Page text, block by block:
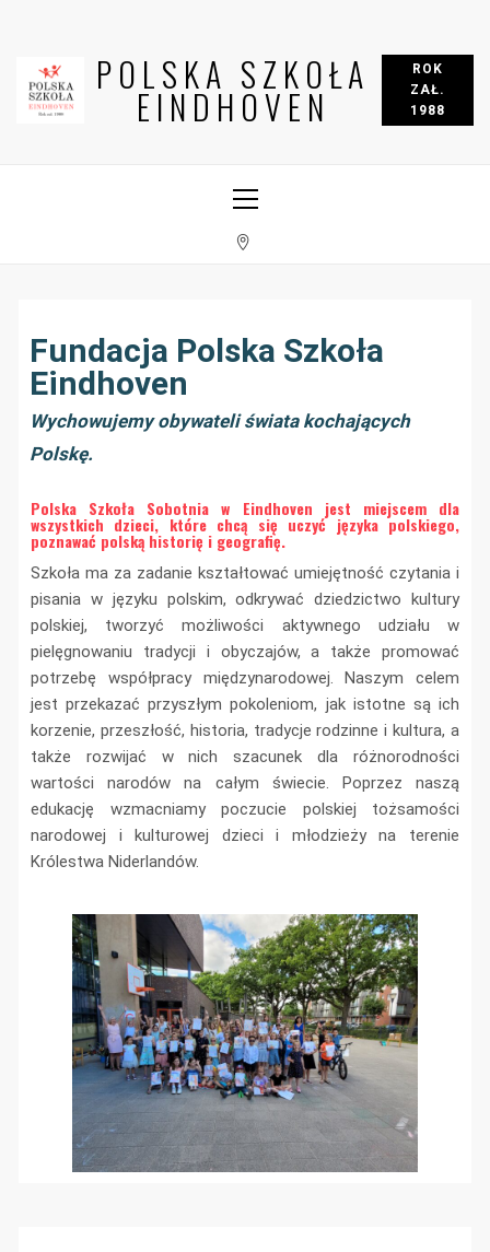
POLSKA SZKOŁA
EINDHOVEN
ROK
ZAŁ.
1988
Fundacja Polska Szkoła
Eindhoven
Wychowujemy obywateli świata kochających
Polskę.
Polska Szkoła Sobotnia w Eindhoven jest miejscem dla
wszystkich dzieci, które chcą się uczyć języka polskiego,
poznawać polską historię i geografię.
Szkoła ma za zadanie kształtować umiejętność czytania i
pisania w języku polskim, odkrywać dziedzictwo kultury
polskiej, tworzyć możliwości aktywnego udziału w
pielęgnowaniu tradycji i obyczajów, a także promować
potrzebę współpracy międzynarodowej. Naszym celem
jest przekazać przyszłym pokoleniom, jak istotne są ich
korzenie, przeszłość, historia, tradycje rodzinne i kultura, a
także rozwijać w nich szacunek dla różnorodności
wartości narodów na całym świecie. Poprzez naszą
edukację wzmacniamy poczucie polskiej tożsamości
narodowej i kulturowej dzieci i młodzieży na terenie
Królestwa Niderlandów.